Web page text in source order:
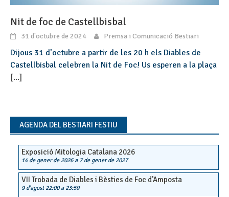
Nit de foc de Castellbisbal
31 d'octubre de 2024 Premsa i Comunicació Bestiari
Dijous 31 d’octubre a partir de les 20 h els Diables de
Castellbisbal celebren la Nit de Foc! Us esperen a la plaça
[...]
AGENDA DEL BESTIARI FESTIU
Exposició Mitologia Catalana 2026
14 de gener de 2026a 7 de gener de 2027
VII Trobada de Diables i Bèsties de Foc d’Amposta
9 d'agost 22:00a 23:59